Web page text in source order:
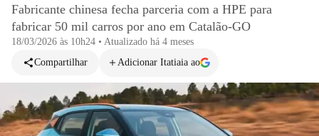
Fabricante chinesa fecha parceria com a HPE para
fabricar 50 mil carros por ano em Catalão-GO
18/03/2026 às 10h24 • Atualizado há 4 meses
Compartilhar
Adicionar Itatiaia ao